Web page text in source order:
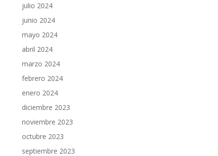
julio 2024
junio 2024
mayo 2024
abril 2024
marzo 2024
febrero 2024
enero 2024
diciembre 2023
noviembre 2023
octubre 2023
septiembre 2023